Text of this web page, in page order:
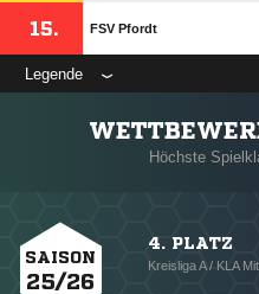
15. FSV Pfordt
Legende
Höchste
SAISON
25/26
4. PLATZ
Kreisliga A / KLA